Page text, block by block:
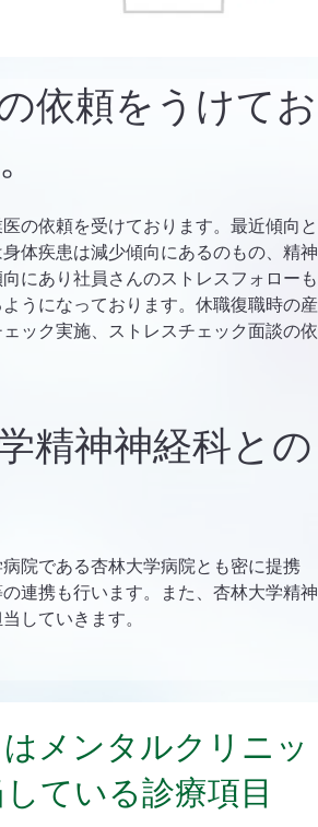
依頼をうけてお
の依頼を受けております。最近傾向と
体疾患は減少傾向にあるのもの、精神
にあり社員さんのストレスフォローも
うになっております。休職復職時の産
ック実施、ストレスチェック面談の依
精神神経科との
院である杏林大学病院とも密に提携
連携も行います。また、杏林大学精神
していきます。
メンタルクリニッ
ている診療項目